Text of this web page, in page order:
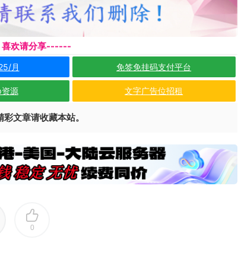
欢请分享------
月 免签免挂码支付平台
源 文字广告位招租
文章请收藏本站。
0